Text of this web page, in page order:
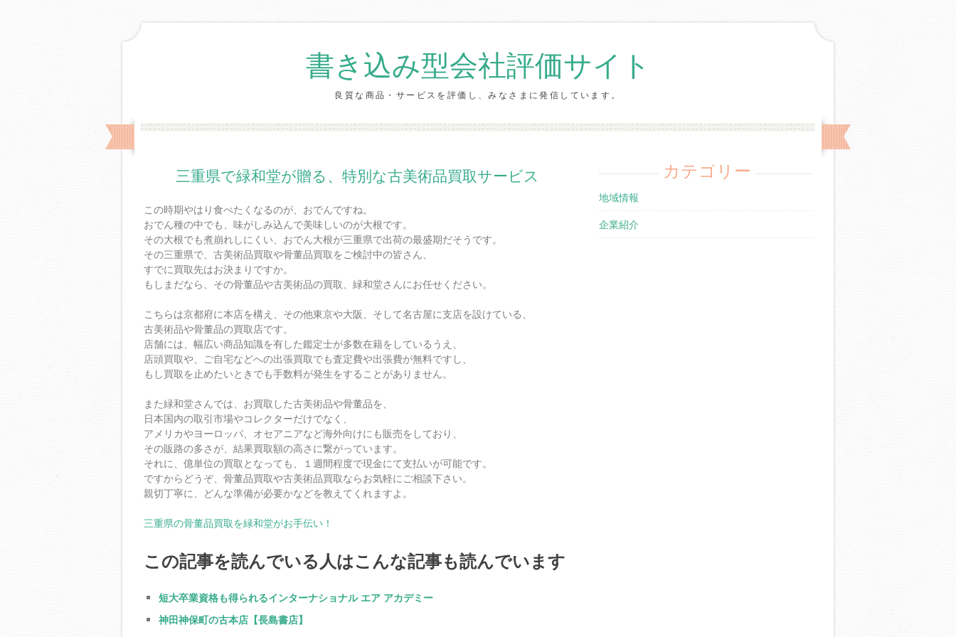
書き込み型会社評価サイト
良質な商品・サービスを評価し、みなさまに発信しています。
Skip to content
三重県で緑和堂が贈る、特別な古美術品買取サービス
この時期やはり食べたくなるのが、おでんですね。
おでん種の中でも、味がしみ込んで美味しいのが大根です。
その大根でも煮崩れしにくい、おでん大根が三重県で出荷の最盛期だそうです。
その三重県で、古美術品買取や骨董品買取をご検討中の皆さん、
すでに買取先はお決まりですか。
もしまだなら、その骨董品や古美術品の買取、緑和堂さんにお任せください。
こちらは京都府に本店を構え、その他東京や大阪、そして名古屋に支店を設けている、
古美術品や骨董品の買取店です。
店舗には、幅広い商品知識を有した鑑定士が多数在籍をしているうえ、
店頭買取や、ご自宅などへの出張買取でも査定費や出張費が無料ですし、
もし買取を止めたいときでも手数料が発生をすることがありません。
また緑和堂さんでは、お買取した古美術品や骨董品を、
日本国内の取引市場やコレクターだけでなく、
アメリカやヨーロッパ、オセアニアなど海外向けにも販売をしており、
その販路の多さが、結果買取額の高さに繋がっています。
それに、億単位の買取となっても、１週間程度で現金にて支払いが可能です。
ですからどうぞ、骨董品買取や古美術品買取ならお気軽にご相談下さい。
親切丁寧に、どんな準備が必要かなどを教えてくれますよ。
三重県の骨董品買取を緑和堂がお手伝い！
この記事を読んでいる人はこんな記事も読んでいます
短大卒業資格も得られるインターナショナル エア アカデミー
神田神保町の古本店【長島書店】
カテゴリー
地域情報
企業紹介